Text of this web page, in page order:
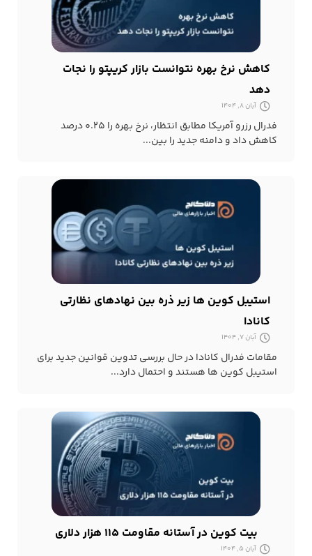
کاهش نرخ بهره نتوانست بازار کریپتو را نجات
دهد
آبان 8, 1404
فدرال رزرو آمریکا مطابق انتظار، نرخ بهره را ۰.۲۵ درصد
کاهش داد و دامنه جدید را بین...
استیبل کوین ها زیر ذره بین نهادهای نظارتی
کانادا
آبان 7, 1404
مقامات فدرال کانادا در حال بررسی تدوین قوانین جدید برای
استیبل کوین ها هستند و احتمال دارد...
بیت کوین در آستانه مقاومت ۱۱۵ هزار دلاری
آبان 5, 1404